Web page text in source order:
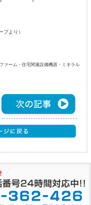
より）
ァーム・住宅関連設備機器・ミネラル